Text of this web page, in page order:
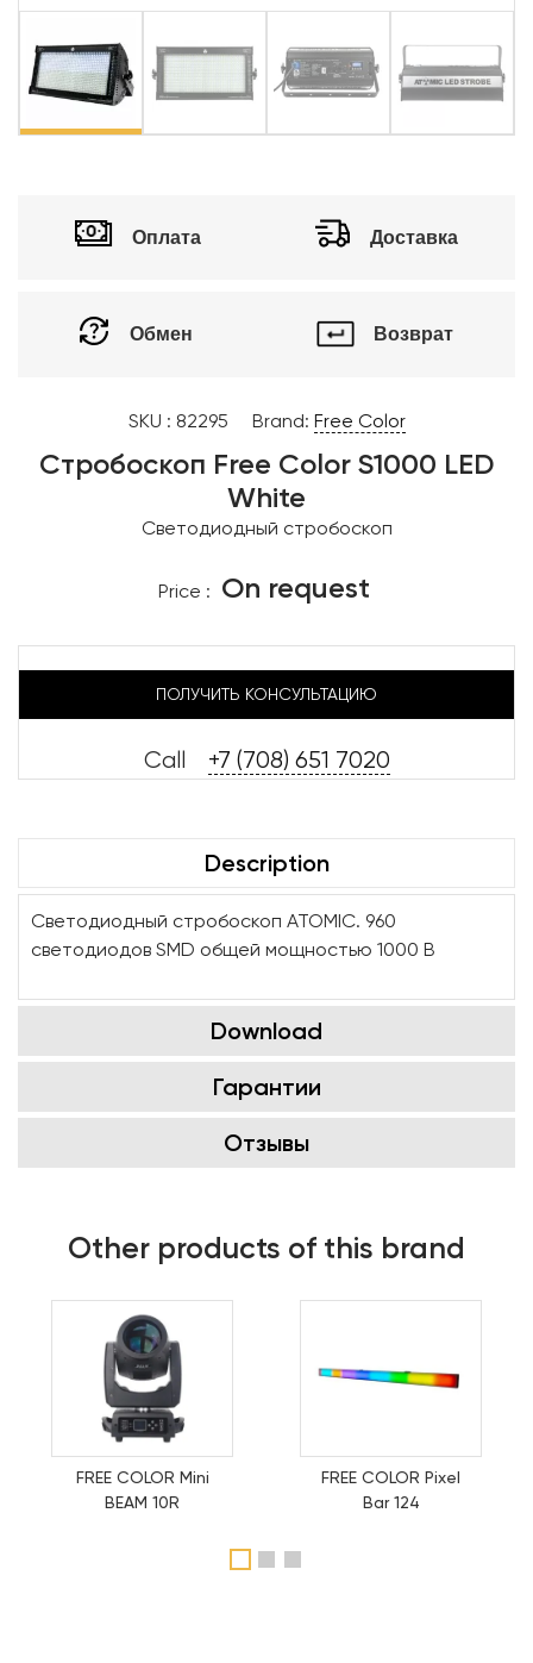
Оплата Доставка
Обмен Возврат
SKU : 82295 Brand: Free Color
Стробоскоп Free Color S1000 LED
White
Светодиодный стробоскоп
Price : On request
ПОЛУЧИТЬ КОНСУЛЬТАЦИЮ
Call +7 (708) 651 7020
Description
Светодиодный стробоскоп ATOMIC. 960
светодиодов SMD общей мощностью 1000 В
Download
Гарантии
Отзывы
Other products of this brand
FREE COLOR Mini
BEAM 10R
FREE COLOR Pixel
Bar 124